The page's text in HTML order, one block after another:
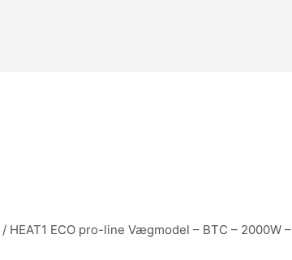
/ HEAT1 ECO pro-line Vægmodel – BTC – 2000W –